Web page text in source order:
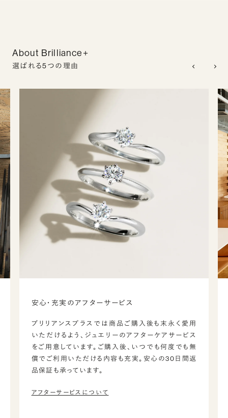
About Brilliance+
選ばれる5つの理由
安心・充実のアフターサービス
ブリリアンスプラスでは商品ご購入後も末永く愛用
いただけるよう、ジュエリーのアフターケアサービス
をご用意しています。ご購入後、いつでも何度でも無
償でご利用いただける内容も充実。安心の30日間返
品保証も承っています。
アフターサービスについて